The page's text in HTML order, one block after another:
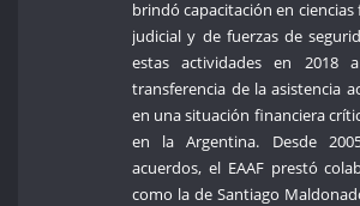
brindó capacitación en
judicial y de fuerzas de
estas actividades en 2018
transferencia de la asistencia
en una situación financiera
en la Argentina. Desde
acuerdos, el EAAF prestó
como la de Santiago